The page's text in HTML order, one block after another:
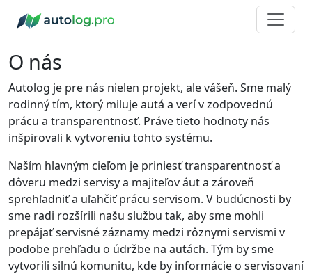
O nás
Autolog je pre nás nielen projekt, ale vášeň. Sme malý
rodinný tím, ktorý miluje autá a verí v zodpovednú
prácu a transparentnosť. Práve tieto hodnoty nás
inšpirovali k vytvoreniu tohto systému.
Naším hlavným cieľom je priniesť transparentnosť a
dôveru medzi servisy a majiteľov áut a zároveň
sprehľadniť a uľahčiť prácu servisom. V budúcnosti by
sme radi rozšírili našu službu tak, aby sme mohli
prepájať servisné záznamy medzi rôznymi servismi v
podobe prehľadu o údržbe na autách. Tým by sme
vytvorili silnú komunitu, kde by informácie o servisovaní